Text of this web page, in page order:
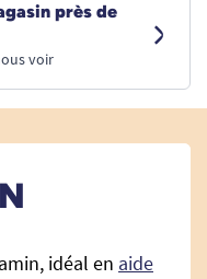
près de
voir
idéal en aide